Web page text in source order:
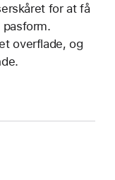
for at få
overflade, og